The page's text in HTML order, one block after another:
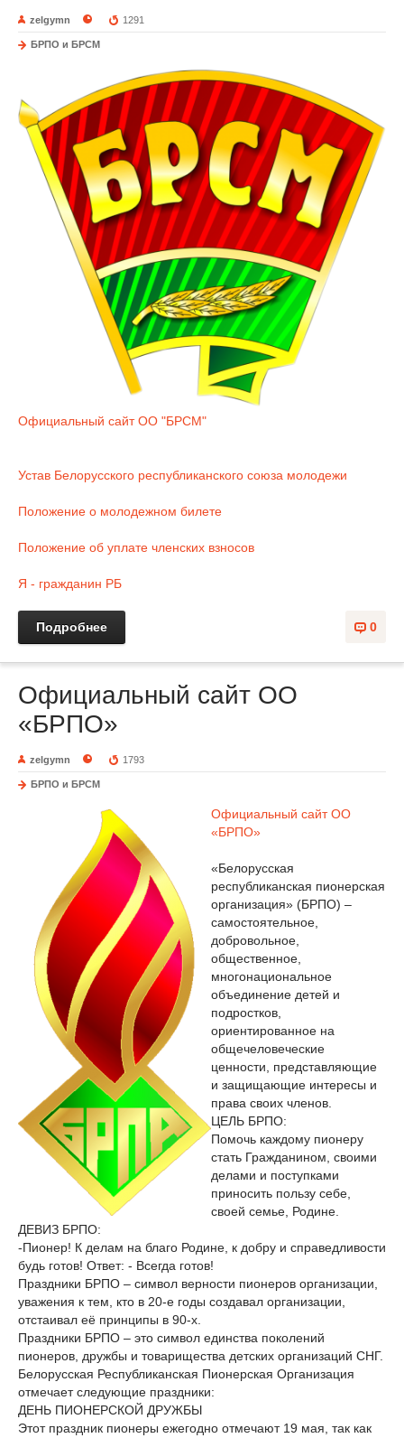
zelgymn 1291
БРПО и БРСМ
Официальный сайт ОО "БРСМ"
Устав Белорусского республиканского союза молодежи
Положение о молодежном билете
Положение об уплате членских взносов
Я - гражданин РБ
0
Подробнее
Официальный сайт ОО
«БРПО»
zelgymn 1793
БРПО и БРСМ
Официальный сайт ОО
«БРПО»
«Белорусская
республиканская пионерская
организация» (БРПО) –
самостоятельное,
добровольное,
общественное,
многонациональное
объединение детей и
подростков,
ориентированное на
общечеловеческие
ценности, представляющие
и защищающие интересы и
права своих членов.
ЦЕЛЬ БРПО:
Помочь каждому пионеру
стать Гражданином, своими
делами и поступками
приносить пользу себе,
своей семье, Родине.
ДЕВИЗ БРПО:
-Пионер! К делам на благо Родине, к добру и справедливости
будь готов! Ответ: - Всегда готов!
Праздники БРПО – символ верности пионеров организации,
уважения к тем, кто в 20-е годы создавал организации,
отстаивал её принципы в 90-х.
Праздники БРПО – это символ единства поколений
пионеров, дружбы и товарищества детских организаций СНГ.
Белорусская Республиканская Пионерская Организация
отмечает следующие праздники:
ДЕНЬ ПИОНЕРСКОЙ ДРУЖБЫ
Этот праздник пионеры ежегодно отмечают 19 мая, так как